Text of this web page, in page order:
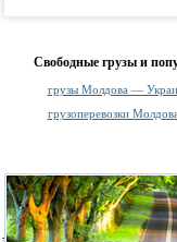
Свободные грузы и
грузы Молдова —
грузоперевозки